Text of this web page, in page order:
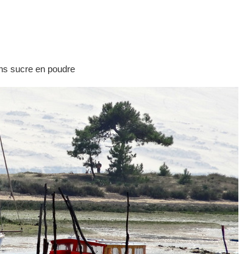
sucre en poudre